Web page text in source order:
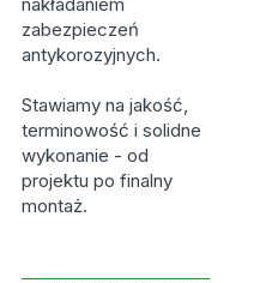
zabezpieczeń
antykorozyjnych.
Stawiamy na jakość,
terminowość i solidne
wykonanie - od
projektu po finalny
montaż.